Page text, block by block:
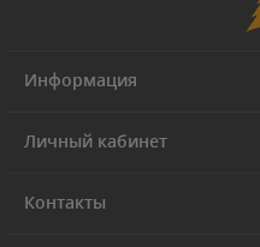
Информация
Личный кабинет
Контакты